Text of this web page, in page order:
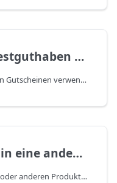
bei Gutscheinen?
Restbetrag bei teilweise eingelösten Gutscheinen verwenden
verschieben?
Bestehende Produkte einer neuen oder anderen Produktkategorie zuordnen